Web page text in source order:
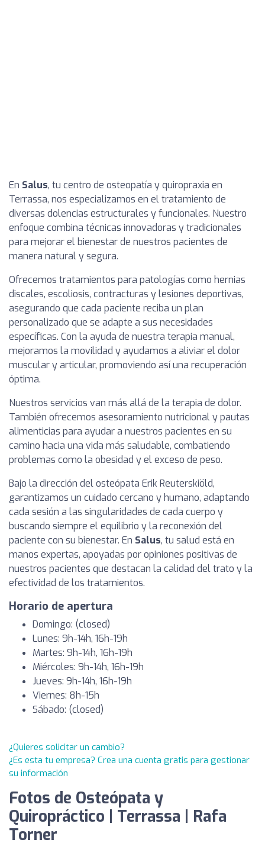
En Salus, tu centro de osteopatía y quiropraxia en
Terrassa, nos especializamos en el tratamiento de
diversas dolencias estructurales y funcionales. Nuestro
enfoque combina técnicas innovadoras y tradicionales
para mejorar el bienestar de nuestros pacientes de
manera natural y segura.
Ofrecemos tratamientos para patologías como hernias
discales, escoliosis, contracturas y lesiones deportivas,
asegurando que cada paciente reciba un plan
personalizado que se adapte a sus necesidades
específicas. Con la ayuda de nuestra terapia manual,
mejoramos la movilidad y ayudamos a aliviar el dolor
muscular y articular, promoviendo así una recuperación
óptima.
Nuestros servicios van más allá de la terapia de dolor.
También ofrecemos asesoramiento nutricional y pautas
alimenticias para ayudar a nuestros pacientes en su
camino hacia una vida más saludable, combatiendo
problemas como la obesidad y el exceso de peso.
Bajo la dirección del osteópata Erik Reuterskiöld,
garantizamos un cuidado cercano y humano, adaptando
cada sesión a las singularidades de cada cuerpo y
buscando siempre el equilibrio y la reconexión del
paciente con su bienestar. En Salus, tu salud está en
manos expertas, apoyadas por opiniones positivas de
nuestros pacientes que destacan la calidad del trato y la
efectividad de los tratamientos.
Horario de apertura
Domingo: (closed)
Lunes: 9h-14h, 16h-19h
Martes: 9h-14h, 16h-19h
Miércoles: 9h-14h, 16h-19h
Jueves: 9h-14h, 16h-19h
Viernes: 8h-15h
Sábado: (closed)
¿Quieres solicitar un cambio?
¿Es esta tu empresa? Crea una cuenta gratis para gestionar
su información
Fotos de Osteópata y
Quiropráctico | Terrassa | Rafa
Torner